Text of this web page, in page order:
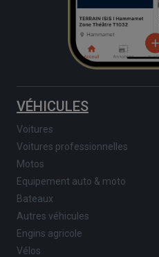
VÉHICULES
Voitures
Voitures professionnelles
Motos
Equipement auto & moto
Bateaux
Autres véhicules
Engins agricole
Vélos